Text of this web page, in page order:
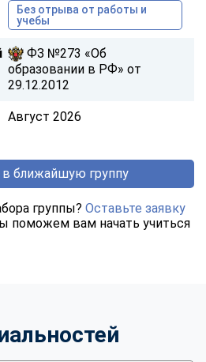
Без отрыва от работы и
учебы
ФЗ №273 «Об
образовании в РФ» от
29.12.2012
Август 2026
в ближайшую группу
группы? Оставьте заявку
поможем вам начать учиться